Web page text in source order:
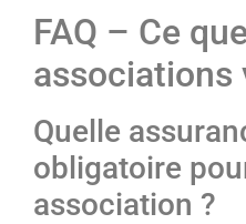
FAQ – Ce
associations
Quelle
obligatoire
association ?